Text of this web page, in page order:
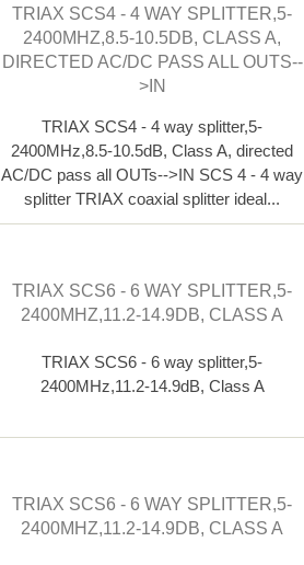
TRIAX SCS4 - 4 WAY SPLITTER,5-
2400MHZ,8.5-10.5DB, CLASS A,
DIRECTED AC/DC PASS ALL OUTS--
>IN
TRIAX SCS4 - 4 way splitter,5-
2400MHz,8.5-10.5dB, Class A, directed
AC/DC pass all OUTs-->IN SCS 4 - 4 way
splitter TRIAX coaxial splitter ideal...
TRIAX SCS6 - 6 WAY SPLITTER,5-
2400MHZ,11.2-14.9DB, CLASS A
TRIAX SCS6 - 6 way splitter,5-
2400MHz,11.2-14.9dB, Class A
TRIAX SCS6 - 6 WAY SPLITTER,5-
2400MHZ,11.2-14.9DB, CLASS A